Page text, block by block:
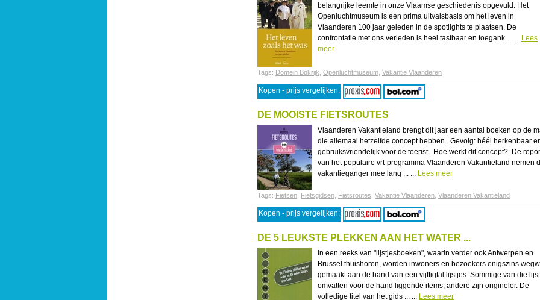
belangrijke leemte in onze Vlaamse geschiedenis opgevuld. Het
Openluchtmuseum is een prima uitvalsbasis om het leven in
Vlaanderen 100 jaar geleden in de spotlights te plaatsen. De
confrontatie met ons verleden is heel tastbaar en toegank ... ... Lees
meer
Tags: Domein Bokrijk Openluchtmuseum Vakantie Vlaanderen
Kopen - prijs vergelijken:
DE MOOISTE FIETSROUTES
Vlaanderen Vakantieland brengt dit jaar een aantal boeken op de
die allemaal hetzelfde concept hebben. Gevolg: héél herkenbaar
gebruiksvriendelijk voor de toerist. Hoe werkt dit concept? De
van het populaire vrt-programma Vlaanderen Vakantieland nemen
vakantieganger mee lang ... ... Lees meer
Tags: Fietsen Fietsgidsen Fietsroutes Vakantie Vlaanderen Vlaanderen Vakantieland
Kopen - prijs vergelijken:
DE 5 LEUKSTE PLEKKEN AAN HET WATER ...
In een reeks van "lijstjesboeken", waarin verder ook Antwerpen en
Brussel thuishoren, worden inwoners en bezoekers enigszins
gemaakt aan de hand van een vijftigtal lijstjes. Sommige van die
omvatten voor de hand liggende items, andere zijn origineler. De
volledige titel van het gids ... ... Lees meer